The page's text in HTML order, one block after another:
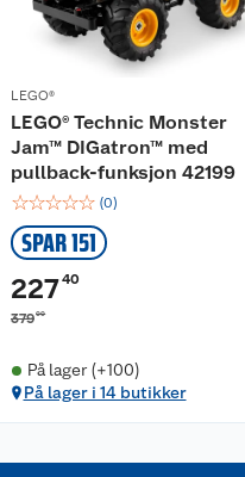
LEGO®
LEGO® Technic Monster
Jam™ DIGatron™ med
pullback-funksjon 42199
☆☆☆☆☆ (0)
SPAR 151
22740
37900
På lager (+100)
På lager i 14 butikker